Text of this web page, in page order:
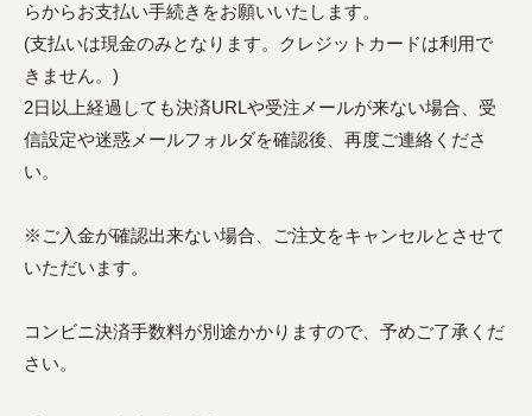
らからお支払い手続きをお願いいたします。
(支払いは現金のみとなります。クレジットカードは利用で
きません。)
2日以上経過しても決済URLや受注メールが来ない場合、受
信設定や迷惑メールフォルダを確認後、再度ご連絡くださ
い。
※ご入金が確認出来ない場合、ご注文をキャンセルとさせて
いただいます。
コンビニ決済手数料が別途かかりますので、予めご了承くだ
さい。